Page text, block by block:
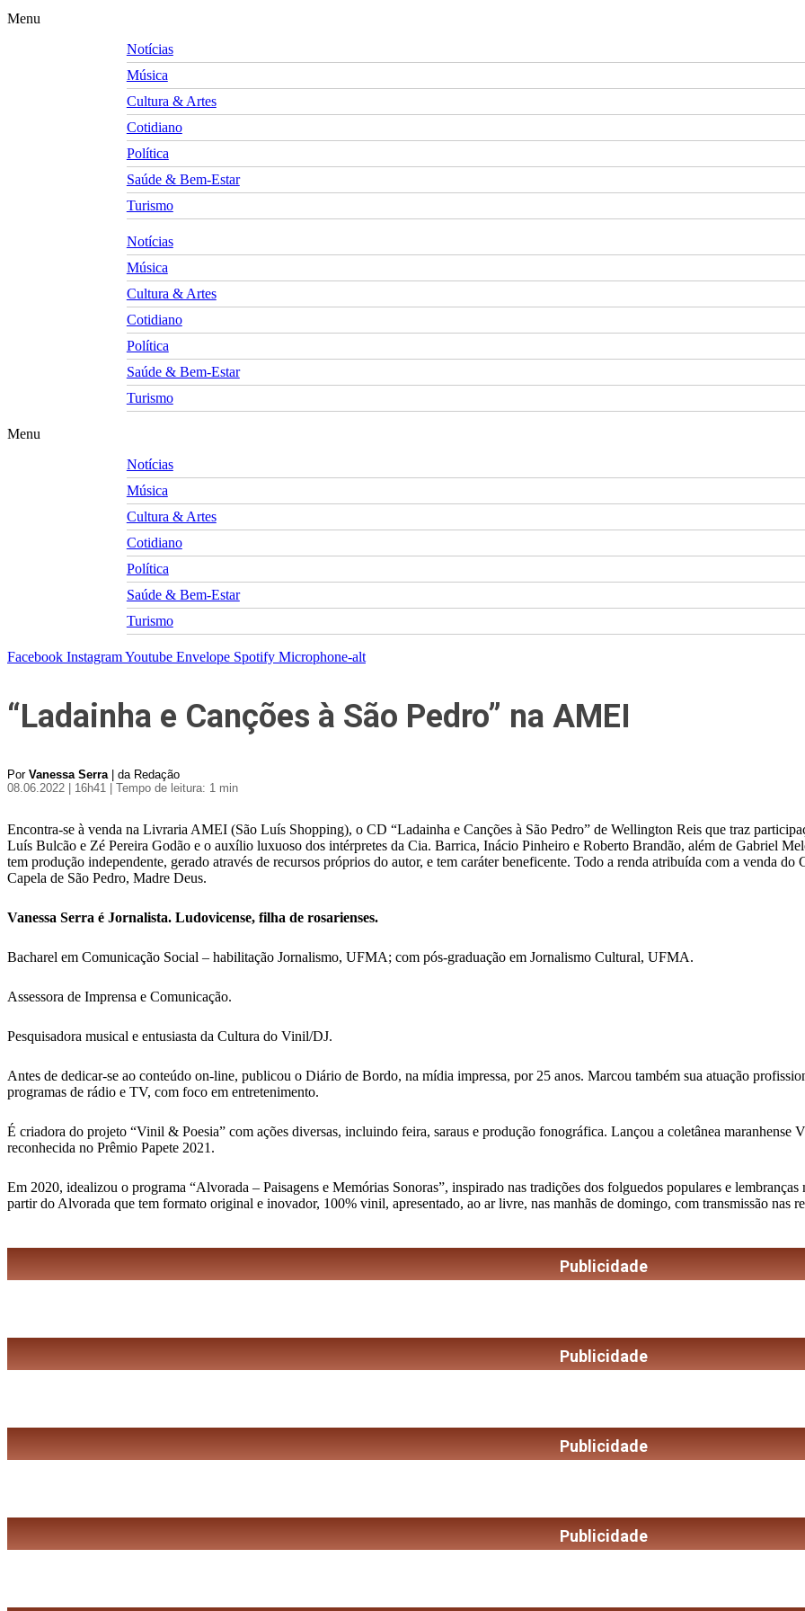
Menu
Notícias
Música
Cultura & Artes
Cotidiano
Política
Saúde & Bem-Estar
Turismo
Notícias
Música
Cultura & Artes
Cotidiano
Política
Saúde & Bem-Estar
Turismo
Menu
Notícias
Música
Cultura & Artes
Cotidiano
Política
Saúde & Bem-Estar
Turismo
Facebook InstagramYoutube Envelope Spotify Microphone-alt
“Ladainha e Canções à São Pedro” na AMEI
Por Vanessa Serra| da Redação
08.06.2022 | 16h41
| Tempo de leitura: 1 min
Encontra-se à venda na Livraria AMEI (São Luís Shopping), o CD “Ladainha e Canções à São Pedro” de Wellington Reis que traz
Luís Bulcão e Zé Pereira Godão e o auxílio luxuoso dos intérpretes da Cia. Barrica, Inácio Pinheiro e Roberto Brandão, além de Gabriel
tem produção independente, gerado através de recursos próprios do autor, e tem caráter beneficente. Todo a renda atribuída com a venda
Capela de São Pedro, Madre Deus.
Vanessa Serra é Jornalista. Ludovicense, filha de rosarienses.
Bacharel em Comunicação Social – habilitação Jornalismo, UFMA; com pós-graduação em Jornalismo Cultural, UFMA.
Assessora de Imprensa e Comunicação.
Pesquisadora musical e entusiasta da Cultura do Vinil/DJ.
Antes de dedicar-se ao conteúdo on-line, publicou o Diário de Bordo, na mídia impressa, por 25 anos. Marcou também sua atuação
programas de rádio e TV, com foco em entretenimento.
É criadora do projeto “Vinil & Poesia” com ações diversas, incluindo feira, saraus e produção fonográfica. Lançou a coletânea
reconhecida no Prêmio Papete 2021.
Em 2020, idealizou o programa “Alvorada – Paisagens e Memórias Sonoras”, inspirado nas tradições dos folguedos populares e
partir do Alvorada que tem formato original e inovador, 100% vinil, apresentado, ao ar livre, nas manhãs de domingo, com transmissão nas
Publicidade
Publicidade
Publicidade
Publicidade